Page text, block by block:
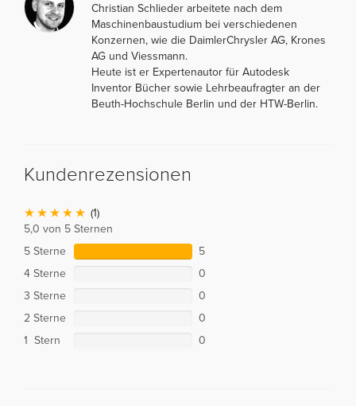
Christian Schlieder arbeitete nach dem
Maschinenbaustudium bei verschiedenen
Konzernen, wie die DaimlerChrysler AG, Krones
AG und Viessmann.
Heute ist er Expertenautor für Autodesk
Inventor Bücher sowie Lehrbeaufragter an der
Beuth-Hochschule Berlin und der HTW-Berlin.
Kundenrezensionen
(1)
5,0 von 5 Sternen
5 Sterne
5
4 Sterne
0
3 Sterne
0
2 Sterne
0
1 Stern
0